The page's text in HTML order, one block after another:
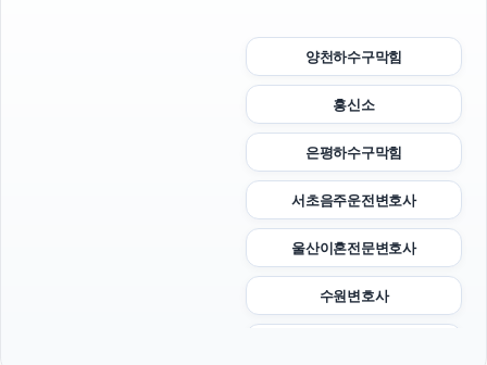
양천하수구막힘
흥신소
은평하수구막힘
서초음주운전변호사
울산이혼전문변호사
수원변호사